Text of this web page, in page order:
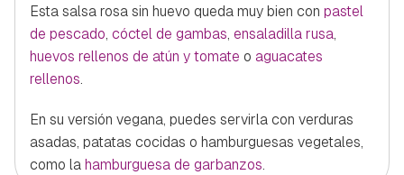
Esta salsa rosa sin huevo queda muy bien con pastel
de pescado, cóctel de gambas, ensaladilla rusa,
huevos rellenos de atún y tomate o aguacates
rellenos.
En su versión vegana, puedes servirla con verduras
asadas, patatas cocidas o hamburguesas vegetales,
como lahamburguesa de garbanzos.